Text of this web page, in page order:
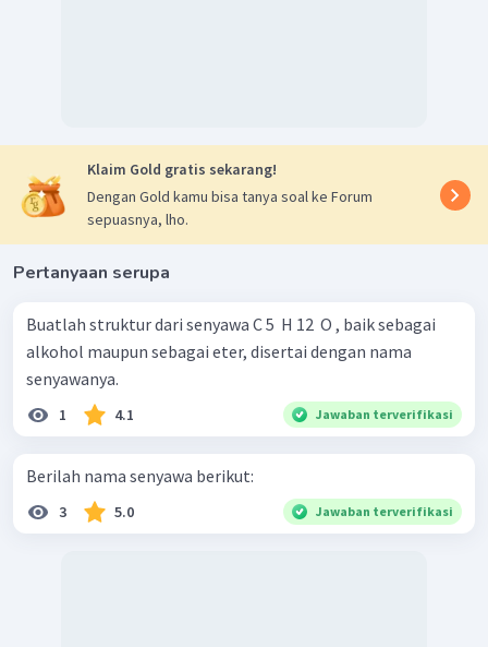
Klaim Gold gratis sekarang!
Dengan Gold kamu bisa tanya soal ke Forum
sepuasnya, lho.
Pertanyaan serupa
Buatlah struktur dari senyawa C 5 ​ H 12 ​ O , baik sebagai
alkohol maupun sebagai eter, disertai dengan nama
senyawanya.
1 4.1 Jawaban terverifikasi
Berilah nama senyawa berikut:
3 5.0 Jawaban terverifikasi